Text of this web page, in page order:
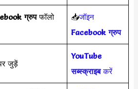
ग्रुपफॉलो
📥जॉइन
Facebook ग्रुप
जुड़ें
YouTube
सब्स्क्राइबकरें